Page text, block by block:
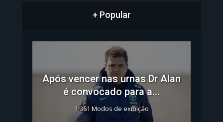
+ Popular
Após vencer nas urnas Dr Alan
é convocado para a...
1.361 Modos de exibição